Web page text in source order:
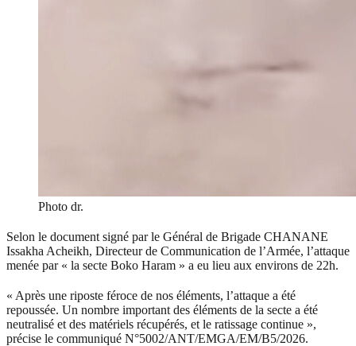
Photo dr.
Selon le document signé par le Général de Brigade CHANANE
Issakha Acheikh, Directeur de Communication de l’Armée, l’attaque
menée par « la secte Boko Haram » a eu lieu aux environs de 22h.
« Après une riposte féroce de nos éléments, l’attaque a été
repoussée. Un nombre important des éléments de la secte a été
neutralisé et des matériels récupérés, et le ratissage continue »,
précise le communiqué N°5002/ANT/EMGA/EM/B5/2026.